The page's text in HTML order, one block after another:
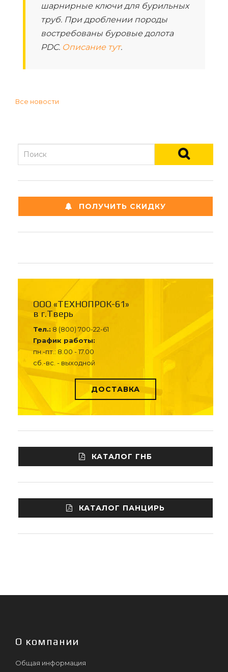
шарнирные ключи для бурильных
труб. При дроблении породы
востребованы буровые долота
PDC. Описание тут.
Все новости
ПОЛУЧИТЬ СКИДКУ
ООО «ТЕХНОПРОК-61»
в г.Тверь
Тел.: 8 (800) 700-22-61
График работы:
пн.-пт.: 8.00 - 17.00
сб.-вс. - выходной
ДОСТАВКА
КАТАЛОГ ГНБ
КАТАЛОГ ПАНЦИРЬ
О компании
Общая информация